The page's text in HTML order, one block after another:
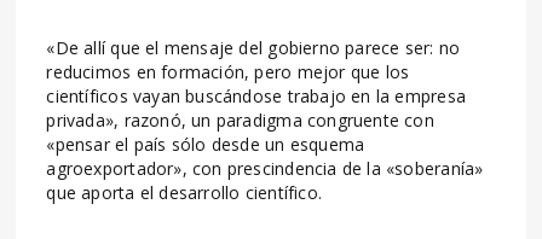
«De allí que el mensaje del gobierno parece ser: no
reducimos en formación, pero mejor que los
científicos vayan buscándose trabajo en la empresa
privada», razonó, un paradigma congruente con
«pensar el país sólo desde un esquema
agroexportador», con prescindencia de la «soberanía»
que aporta el desarrollo científico.